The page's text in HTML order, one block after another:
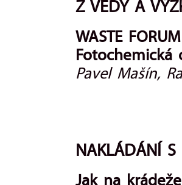
Z VĚDY A
WASTE
Fotochemická
Pavel Mašín,
NAKLÁDÁNÍ S